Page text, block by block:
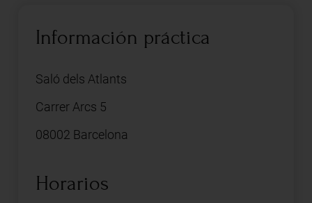
Información práctica
Saló dels Atlants
Carrer Arcs 5
08002 Barcelona
Horarios